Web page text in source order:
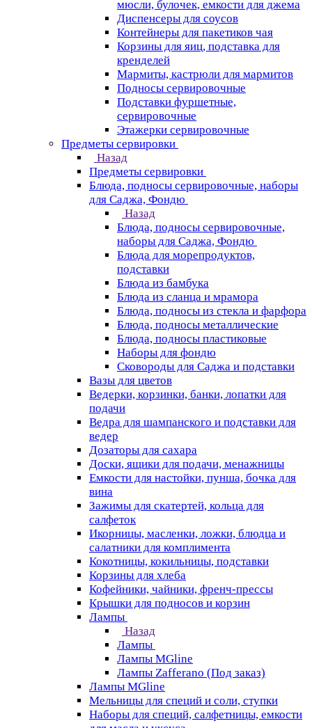
мюсли, булочек, емкости для джема
Диспенсеры для соусов
Контейнеры для пакетиков чая
Корзины для яиц, подставка для
кренделей
Мармиты, кастрюли для мармитов
Подносы сервировочные
Подставки фуршетные,
сервировочные
Этажерки сервировочные
Предметы сервировки
Назад
Предметы сервировки
Блюда, подносы сервировочные, наборы
для Саджа, Фондю
Назад
Блюда, подносы сервировочные,
наборы для Саджа, Фондю
Блюда для морепродуктов,
подставки
Блюда из бамбука
Блюда из сланца и мрамора
Блюда, подносы из стекла и фарфора
Блюда, подносы металлические
Блюда, подносы пластиковые
Наборы для фондю
Сковороды для Саджа и подставки
Вазы для цветов
Ведерки, корзинки, банки, лопатки для
подачи
Ведра для шампанского и подставки для
ведер
Дозаторы для сахара
Доски, ящики для подачи, менажницы
Емкости для настойки, пунша, бочка для
вина
Зажимы для скатертей, кольца для
салфеток
Икорницы, масленки, ложки, блюдца и
салатники для комплимента
Кокотницы, кокильницы, подставки
Корзины для хлеба
Кофейники, чайники, френч-прессы
Крышки для подносов и корзин
Лампы
Назад
Лампы
Лампы MGline
Лампы Zafferano (Под заказ)
Лампы MGline
Мельницы для специй и соли, ступки
Наборы для специй, салфетницы, емкости